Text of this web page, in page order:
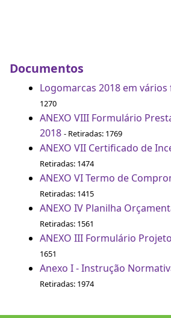
Documentos
Logomarcas 2018 em
1270
ANEXO VIII Formulário
2018 - Retiradas: 1769
ANEXO VII Certificado de
Retiradas: 1474
ANEXO VI Termo de
Retiradas: 1415
ANEXO IV Planilha
Retiradas: 1561
ANEXO III Formulário
1651
Anexo I - Instrução
Retiradas: 1974